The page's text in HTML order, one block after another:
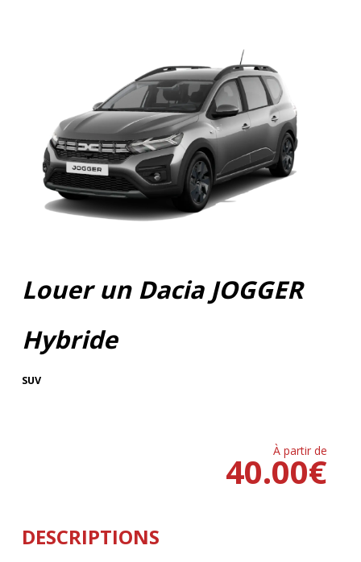
Louer un Dacia JOGGER
Hybride
SUV
À partir de
€
40.00
DESCRIPTIONS